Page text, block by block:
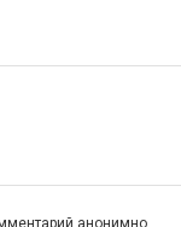
анонимно